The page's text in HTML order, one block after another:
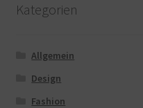
Kategorien
Allgemein
Design
Fashion